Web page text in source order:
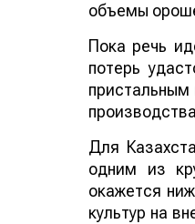
объемы
Пока речь
потерь
пристальным
Для
одним из
окажется
культур на